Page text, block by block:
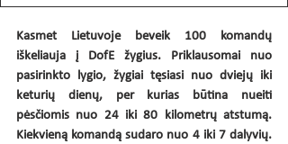
Kasmet Lietuvoje beveik 100 komandų
iškeliauja į DofE žygius. Priklausomai nuo
pasirinkto lygio, žygiai tęsiasi nuo dviejų iki
keturių dienų, per kurias būtina nueiti
pėsčiomis nuo 24 iki 80 kilometrų atstumą.
Kiekvieną komandą sudaro nuo 4 iki 7 dalyvių.